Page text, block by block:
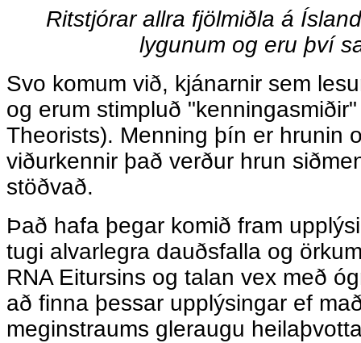
Ritstjórar allra fjölmiðla á
lygunum og eru því
Svo komum við, kjánarnir sem
og erum stimpluð
Theorists). Menning þín er hrunin
viðurkennir það verður hrun
stöðvað.
Það hafa þegar komið fram
tugi alvarlegra dauðsfalla og
RNA Eitursins og talan vex með
að finna þessar upplýsingar ef
meginstraums gleraugu